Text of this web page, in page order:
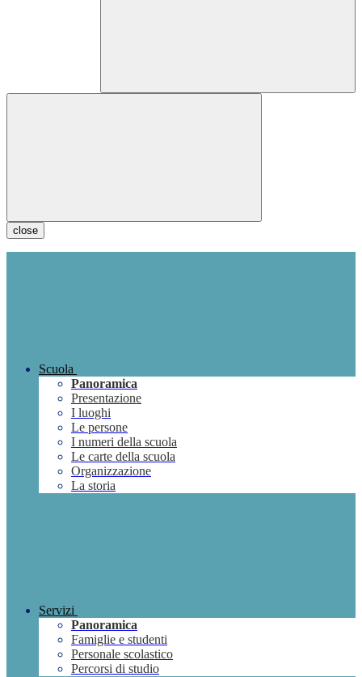
close
Scuola
Panoramica
Presentazione
I luoghi
Le persone
I numeri della scuola
Le carte della scuola
Organizzazione
La storia
Servizi
Panoramica
Famiglie e studenti
Personale scolastico
Percorsi di studio